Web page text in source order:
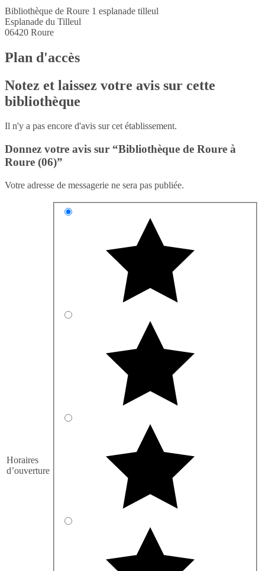
Bibliothèque de Roure 1 esplanade tilleul
Esplanade du Tilleul
06420 Roure
Plan d'accès
Notez et laissez votre avis sur cette
bibliothèque
Il n'y a pas encore d'avis sur cet établissement.
Donnez votre avis sur “Bibliothèque de Roure à
Roure (06)”
Votre adresse de messagerie ne sera pas publiée.
Horaires
d’ouverture